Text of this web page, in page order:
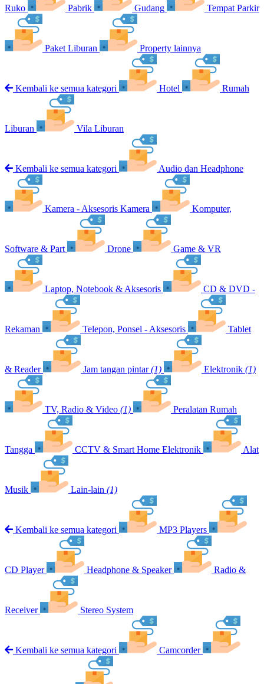
Ruko Pabrik Gudang Tempat Parkir
Paket Liburan Property lainnya
Kembali ke semua kategori Hotel Rumah
Liburan Vila Liburan
Kembali ke semua kategori Audio dan Headphone
Kamera - Aksesoris Kamera Komputer,
Software & Part Drone Game & VR
Laptop, Notebook & Aksesoris CD & DVD -
Rekaman Telepon, Ponsel - Aksesoris Tablet
& Reader Jam tangan pintar (1) Elektronik (1)
TV, Radio & Video (1) Peralatan Rumah
Tangga CCTV & Smart Home Elektronik Alat
Musik Lain-lain (1)
Kembali ke semua kategori MP3 Players
CD Player Headphone & Speaker Radio &
Receiver Stereo System
Kembali ke semua kategori Camcorder